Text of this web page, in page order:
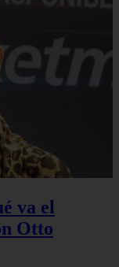
va el
Otto